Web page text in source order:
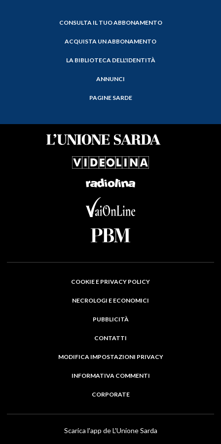
CONSULTA IL TUO ABBONAMENTO
ACQUISTA UN ABBONAMENTO
LA BIBLIOTECA DELL'IDENTITÀ
ANNUNCI
PAGINE SARDE
COOKIE E PRIVACY POLICY
NECROLOGI E ECONOMICI
PUBBLICITÀ
CONTATTI
MODIFICA IMPOSTAZIONI PRIVACY
INFORMATIVA COMMENTI
CORPORATE
Scarica l'app de L'Unione Sarda